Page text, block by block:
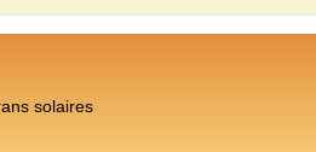
solaires